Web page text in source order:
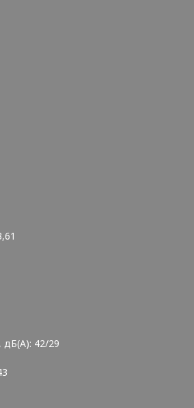
дБ(А): 42/29